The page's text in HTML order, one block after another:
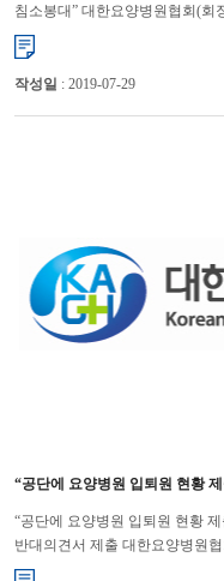
침소봉대” 대한요양병원협회(회
회복기재활을 송두리째 차지할
작성일 : 2019-07-29
“공단에 요양병원 입퇴원 현황
“공단에 요양병원 입퇴원 현황
반대의견서 제출 대한요양병원
국민건강보험공단에 제출하도록